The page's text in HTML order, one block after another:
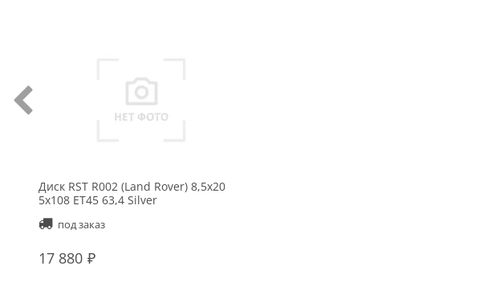
Диск RST R002 (Land Rover) 8,5x20
5x108 ET45 63,4 Silver
под заказ
17 880